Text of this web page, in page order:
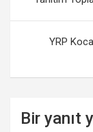
YRP
Bir yanıt